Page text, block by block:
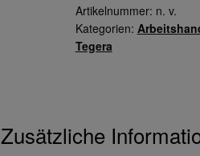
Artikelnummer: n. v.
Kategorien:
Tegera
Zusätzliche